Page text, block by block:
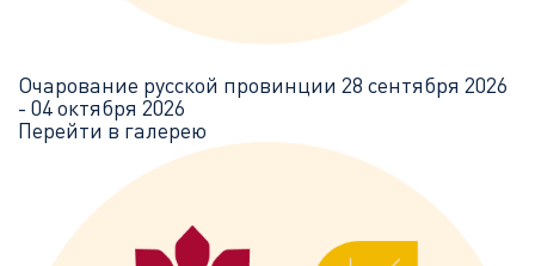
Очарование русской провинции 28 сентября 2026
- 04 октября 2026
Перейти в галерею